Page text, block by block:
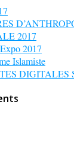
2017
2017
Islamiste
DIGITALES